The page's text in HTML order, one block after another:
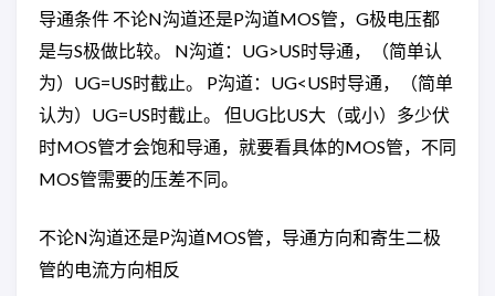
导通条件 不论N沟道还是P沟道MOS管，G极电压都
是与S极做比较。 N沟道：UG>US时导通，（简单认
为）UG=US时截止。 P沟道：UG<US时导通，（简单
认为）UG=US时截止。 但UG比US大（或小）多少伏
时MOS管才会饱和导通，就要看具体的MOS管，不同
MOS管需要的压差不同。
不论N沟道还是P沟道MOS管，导通方向和寄生二极
管的电流方向相反